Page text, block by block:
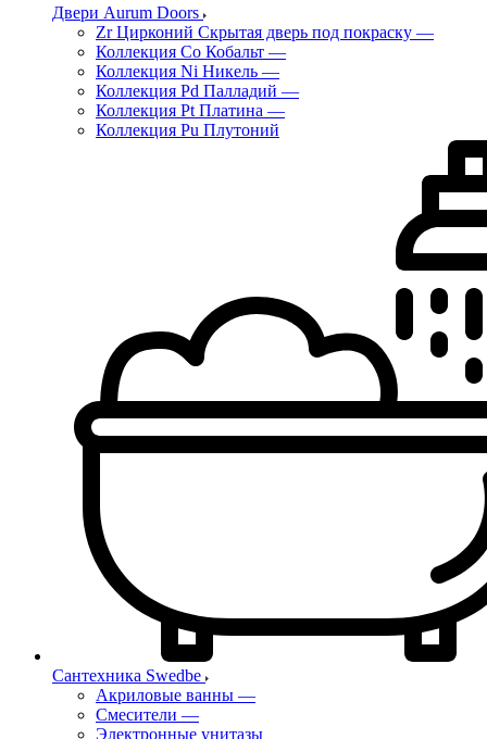
Двери Aurum Doors
Zr Цирконий Скрытая дверь под покраску —
Коллекция Co Кобальт —
Коллекция Ni Никель —
Коллекция Pd Палладий —
Коллекция Pt Платина —
Коллекция Pu Плутоний
Сантехника Swedbe
Акриловые ванны —
Смесители —
Электронные унитазы